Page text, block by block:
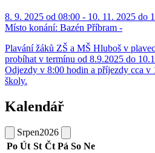
8. 9. 2025 od 08:00 - 10. 11. 2025 do
Místo konání: Bazén Příbram -
Plavání žáků ZŠ a MŠ Hluboš v
probíhat v termínu od 8.9.2025 do
Odjezdy v 8:00 hodin a příjezdy cca
školy.
Kalendář
Srpen2026
Po Út St Čt Pá So Ne